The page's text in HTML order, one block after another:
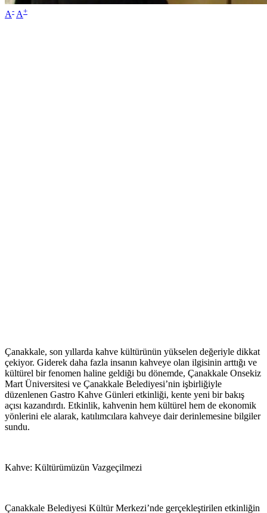
A- A+
Çanakkale, son yıllarda kahve kültürünün yükselen değeriyle dikkat
çekiyor. Giderek daha fazla insanın kahveye olan ilgisinin arttığı ve
kültürel bir fenomen haline geldiği bu dönemde, Çanakkale Onsekiz
Mart Üniversitesi ve Çanakkale Belediyesi’nin işbirliğiyle
düzenlenen Gastro Kahve Günleri etkinliği, kente yeni bir bakış
açısı kazandırdı. Etkinlik, kahvenin hem kültürel hem de ekonomik
yönlerini ele alarak, katılımcılara kahveye dair derinlemesine bilgiler
sundu.
Kahve: Kültürümüzün Vazgeçilmezi
Çanakkale Belediyesi Kültür Merkezi’nde gerçekleştirilen etkinliğin